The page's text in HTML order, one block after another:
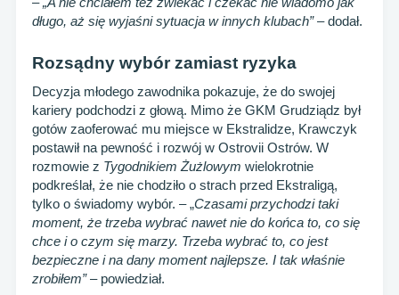
długo, aż się wyjaśni sytuacja w innych klubach”– dodał.
Rozsądny wybór zamiast ryzyka
Decyzja młodego zawodnika pokazuje, że do swojej
kariery podchodzi z głową. Mimo że GKM Grudziądz był
gotów zaoferować mu miejsce w Ekstralidze, Krawczyk
postawił na pewność i rozwój w Ostrovii Ostrów. W
rozmowie z Tygodnikiem Żużlowym wielokrotnie
podkreślał, że nie chodziło o strach przed Ekstraligą,
tylko o świadomy wybór. – „Czasami przychodzi taki
moment, że trzeba wybrać nawet nie do końca to, co się
chce i o czym się marzy. Trzeba wybrać to, co jest
bezpieczne i na dany moment najlepsze. I tak właśnie
zrobiłem”– powiedział.